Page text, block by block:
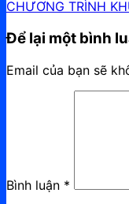
CHƯƠNG TRÌNH
Để lại một bình
Email của bạn sẽ
Bình luận *